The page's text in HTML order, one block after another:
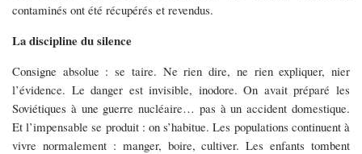
contaminés ont été récupérés et revendus.
La discipline du silence
Consigne absolue : se taire. Ne rien dire, ne rien expliquer, nier
l’évidence. Le danger est invisible, inodore. On avait préparé les
Soviétiques à une guerre nucléaire… pas à un accident domestique.
Et l’impensable se produit : on s’habitue. Les populations continuent à
vivre normalement : manger, boire, cultiver. Les enfants tombent